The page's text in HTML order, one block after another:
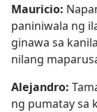
Mauricio:
paniniwala ng
ginawa sa
nilang
Alejandro:
ng pumatay sa